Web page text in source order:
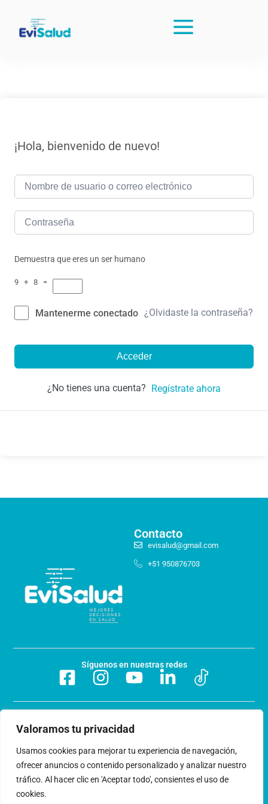
Valoramos tu privacidad
Usamos cookies para mejorar tu experiencia de navegación,
ofrecer anuncios o contenido personalizado y analizar nuestro
tráfico. Al hacer clic en 'Aceptar todo', consientes el uso de
cookies.
¡Hola, bienvenido de nuevo!
Demuestra que eres un ser humano
9 + 8 =
Mantenerme conectado ¿Olvidaste la contraseña?
Acceder
¿No tienes una cuenta? Regístrate ahora
Contacto
evisalud@gmail.com
+51 950876703
Síguenos en nuestras redes
Acerca de nosotros
Trabaja con nosotros
Libro de reclamaciones